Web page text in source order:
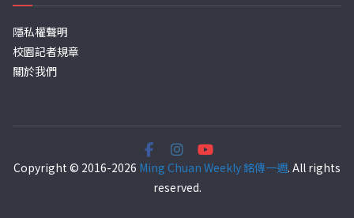
隱私權聲明
校園記者規章
關於我們
Copyright © 2016-2026 Ming Chuan Weekly 銘傳一週. All rights
reserved.